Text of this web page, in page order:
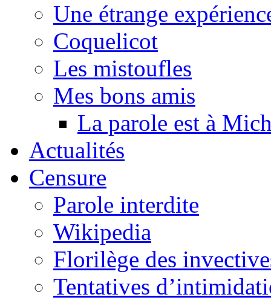
Une étrange
Coquelicot
Les mistoufles
Mes bons amis
La parole est à
Actualités
Censure
Parole interdite
Wikipedia
Florilège des
Tentatives